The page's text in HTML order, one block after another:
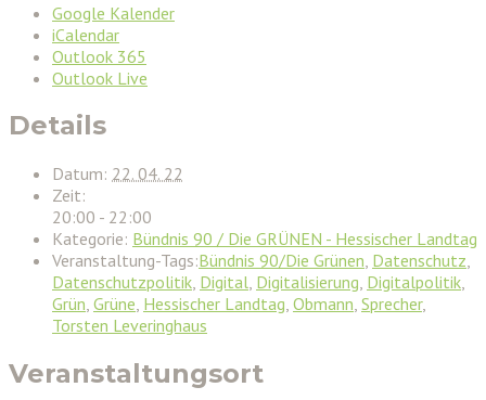
Google Kalender
iCalendar
Outlook 365
Outlook Live
Details
Datum: 22. 04. 22
Zeit:
20:00 - 22:00
Kategorie: Bündnis 90 / Die GRÜNEN - Hessischer Landtag
Veranstaltung-Tags:Bündnis 90/Die Grünen, Datenschutz,
Datenschutzpolitik, Digital, Digitalisierung, Digitalpolitik,
Grün, Grüne, Hessischer Landtag, Obmann, Sprecher,
Torsten Leveringhaus
Veranstaltungsort